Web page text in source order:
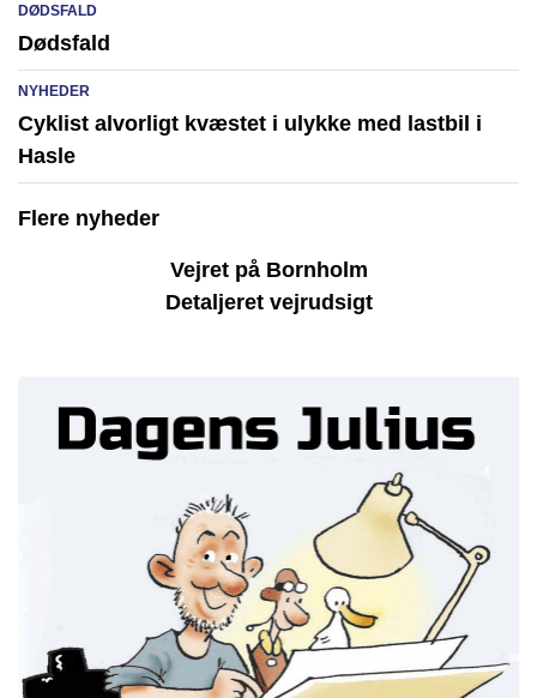
DØDSFALD
Dødsfald
NYHEDER
Cyklist alvorligt kvæstet i ulykke med lastbil i
Hasle
Flere nyheder
Vejret på Bornholm
Detaljeret vejrudsigt